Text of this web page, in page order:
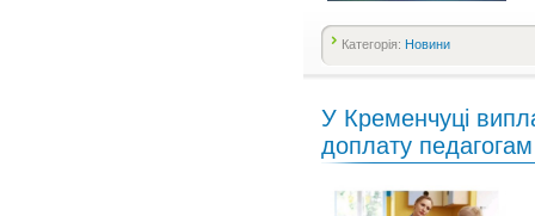
Категорія: Новини
У Кременчуці
доплату педагогам